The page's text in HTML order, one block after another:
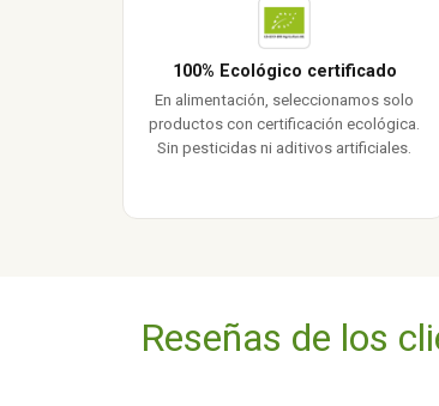
100% Ecológico certificado
En alimentación, seleccionamos solo
productos con certificación ecológica.
Sin pesticidas ni aditivos artificiales.
Reseñas de los